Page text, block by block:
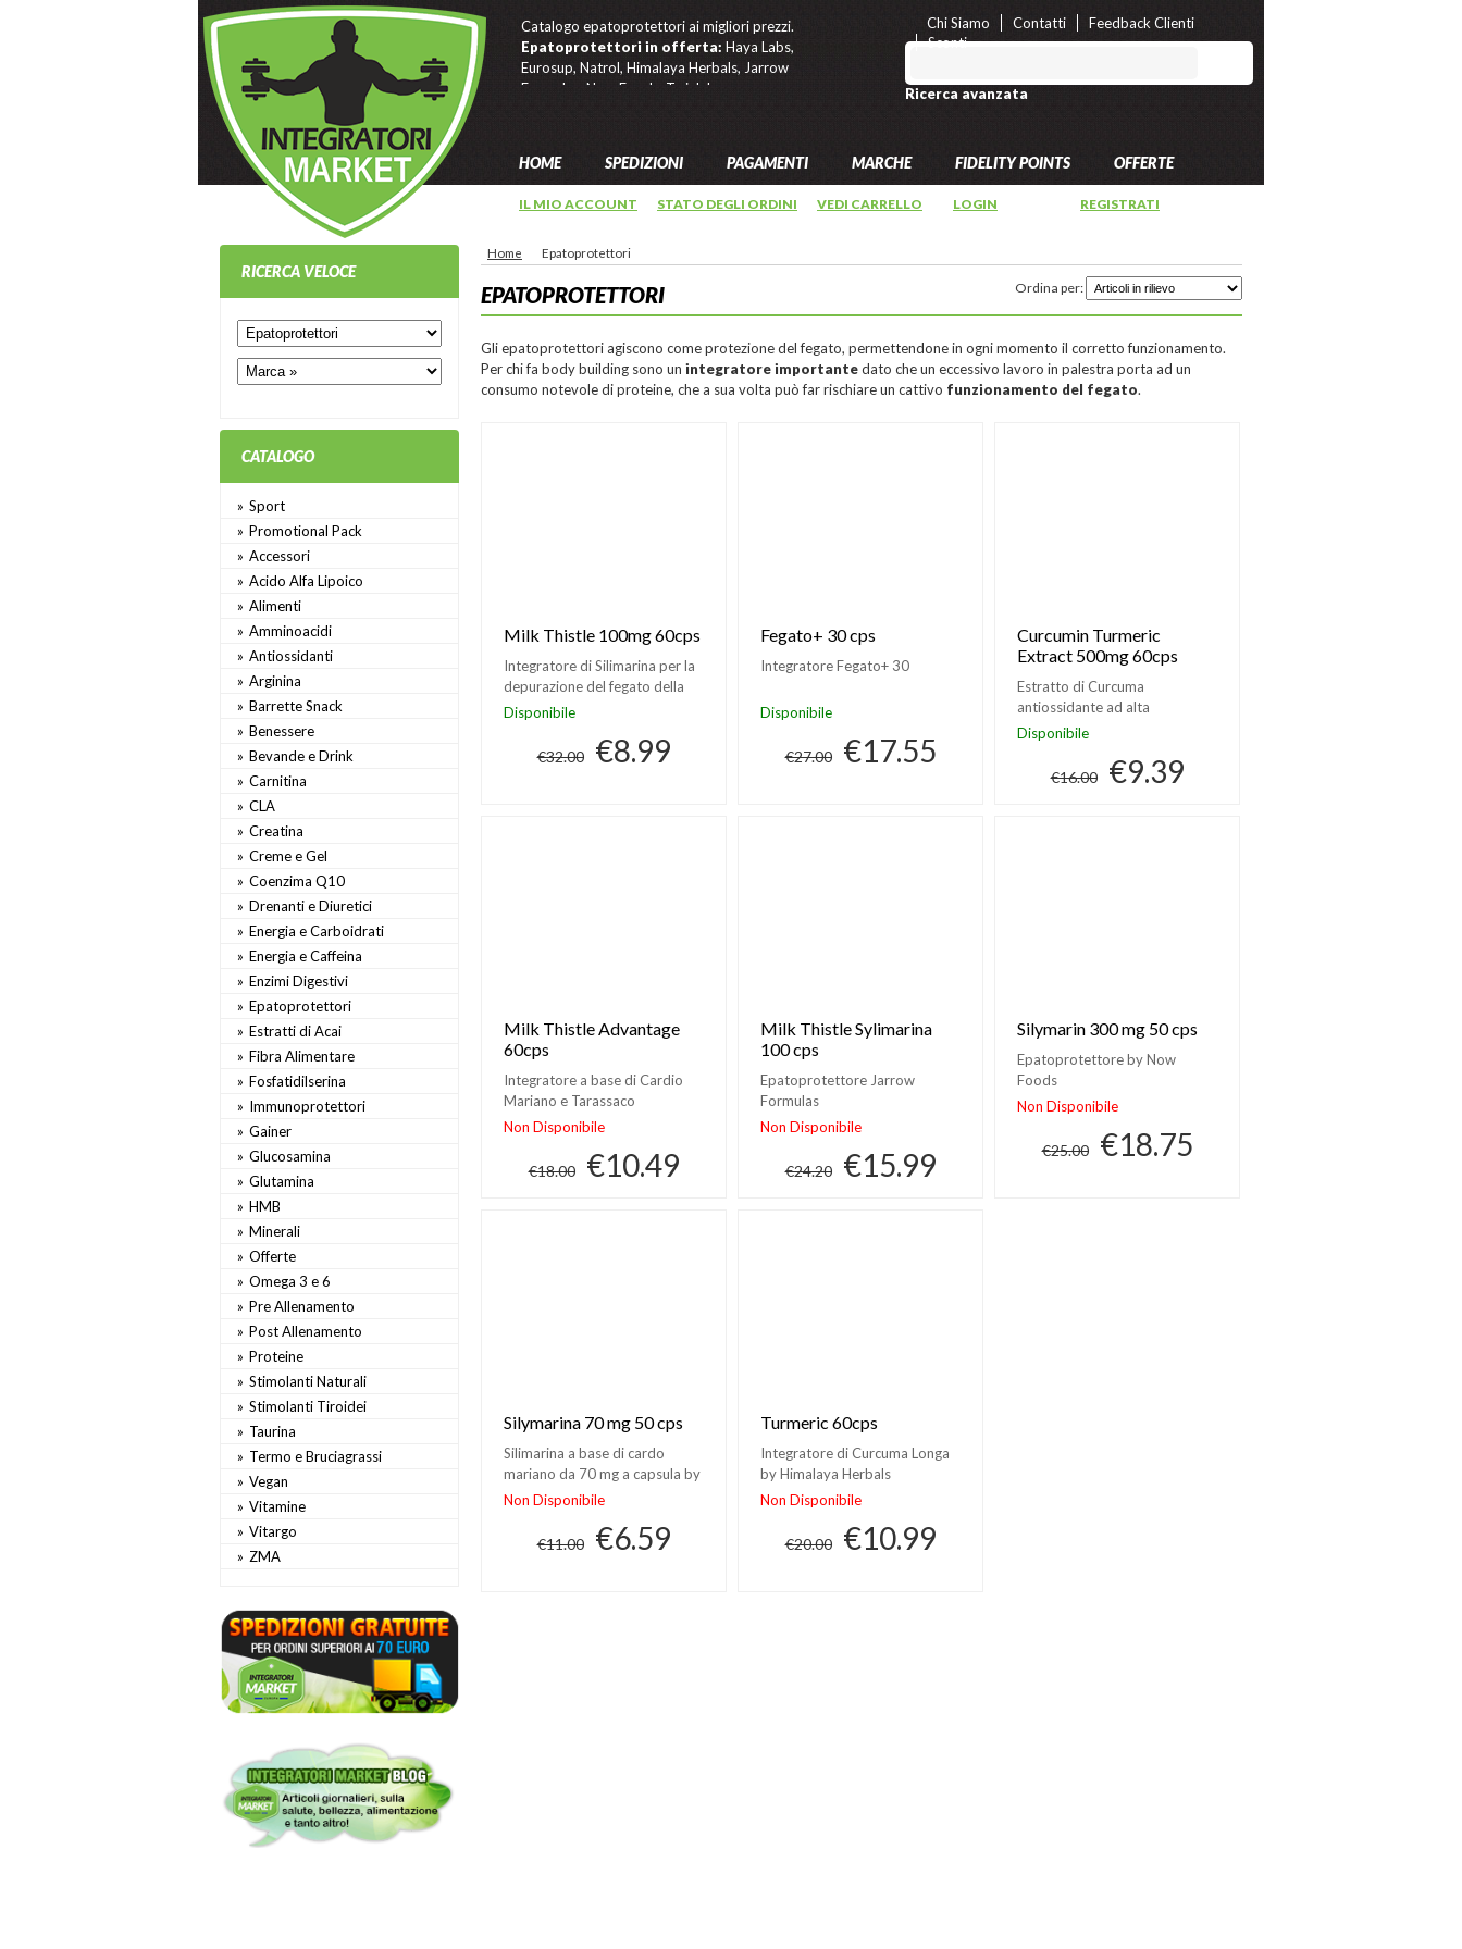
Catalogo epatoprotettori ai migliori prezzi.
Epatoprotettori in offerta: Haya Labs,
Eurosup, Natrol, Himalaya Herbals, Jarrow
Formulas, Now Foods, Twinlab.
Chi Siamo Contatti
Feedback Clienti
Sconti
Ricerca avanzata
HOME SPEDIZIONI PAGAMENTI MARCHE FIDELITY POINTS OFFERTE
IL MIO ACCOUNT STATO DEGLI ORDINI VEDI CARRELLO LOGIN REGISTRATI
RICERCA VELOCE
CATALOGO
Sport
Promotional Pack
Accessori
Acido Alfa Lipoico
Alimenti
Amminoacidi
Antiossidanti
Arginina
Barrette Snack
Benessere
Bevande e Drink
Carnitina
CLA
Creatina
Creme e Gel
Coenzima Q10
Drenanti e Diuretici
Energia e Carboidrati
Energia e Caffeina
Enzimi Digestivi
Epatoprotettori
Estratti di Acai
Fibra Alimentare
Fosfatidilserina
Immunoprotettori
Gainer
Glucosamina
Glutamina
HMB
Minerali
Offerte
Omega 3 e 6
Pre Allenamento
Post Allenamento
Proteine
Stimolanti Naturali
Stimolanti Tiroidei
Taurina
Termo e Bruciagrassi
Vegan
Vitamine
Vitargo
ZMA
Home Epatoprotettori
Ordina per:
EPATOPROTETTORI
Gli epatoprotettori agiscono come protezione del fegato, permettendone in ogni momento il corretto funzionamento.
Per chi fa body building sono un integratore importantedato che un eccessivo lavoro in palestra porta ad un
consumo notevole di proteine, che a sua volta può far rischiare un cattivo funzionamento del fegato.
Milk Thistle 100mg 60cps
Integratore di Silimarina per la
depurazione del fegato della
Haya Labs
Disponibile
€32.00 €8.99
Fegato+ 30 cps
Integratore Fegato+ 30
Disponibile
€27.00 €17.55
Curcumin Turmeric
Extract 500mg 60cps
Estratto di Curcuma
antiossidante ad alta
titolazione della Haya Labs
Disponibile
€16.00 €9.39
Milk Thistle Advantage
60cps
Integratore a base di Cardio
Mariano e Tarassaco
Non Disponibile
€18.00 €10.49
Milk Thistle Sylimarina
100 cps
Epatoprotettore Jarrow
Formulas
Non Disponibile
€24.20 €15.99
Silymarin 300 mg 50 cps
Epatoprotettore by Now
Foods
Non Disponibile
€25.00 €18.75
Silymarina 70 mg 50 cps
Silimarina a base di cardo
mariano da 70 mg a capsula by
Twinlab
Non Disponibile
€11.00 €6.59
Turmeric 60cps
Integratore di Curcuma Longa
by Himalaya Herbals
Non Disponibile
€20.00 €10.99